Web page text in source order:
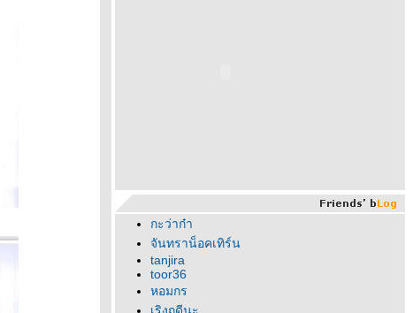
กะว่าก๋า
จันทราน็อคเทิร์น
tanjira
toor36
หอมกร